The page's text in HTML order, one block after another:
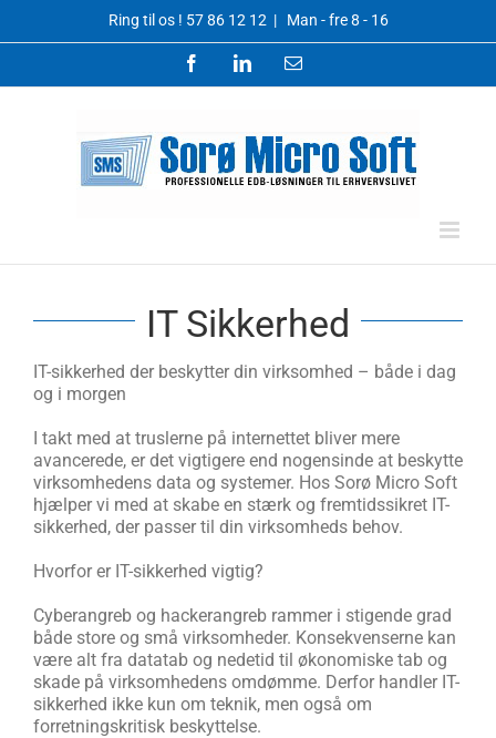
Ring til os ! 57 86 12 12 | Man - fre 8 - 16
FacebookLinkedInEmail
IT Sikkerhed
IT-sikkerhed der beskytter din virksomhed – både i dag
og i morgen
I takt med at truslerne på internettet bliver mere
avancerede, er det vigtigere end nogensinde at beskytte
virksomhedens data og systemer. Hos Sorø Micro Soft
hjælper vi med at skabe en stærk og fremtidssikret IT-
sikkerhed, der passer til din virksomheds behov.
Hvorfor er IT-sikkerhed vigtig?
Cyberangreb og hackerangreb rammer i stigende grad
både store og små virksomheder. Konsekvenserne kan
være alt fra datatab og nedetid til økonomiske tab og
skade på virksomhedens omdømme. Derfor handler IT-
sikkerhed ikke kun om teknik, men også om
forretningskritisk beskyttelse.